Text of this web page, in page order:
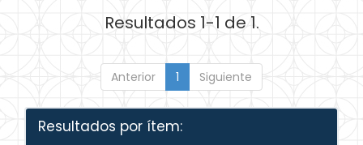
Resultados 1-1 de 1.
Anterior 1 Siguiente
Resultados por ítem: